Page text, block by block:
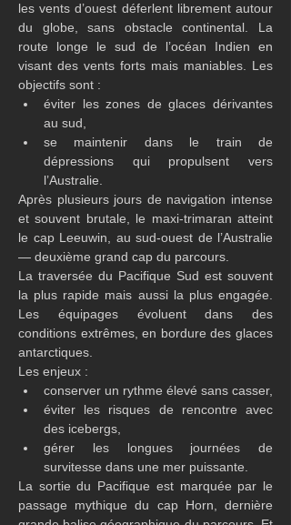
les vents d’ouest déferlent librement autour
du globe, sans obstacle continental. La
route longe le sud de l’océan Indien en
visant des vents forts mais maniables. Les
objectifs sont :
éviter les zones de glaces dérivantes
au sud,
se maintenir dans le train de
dépressions qui propulsent vers
l’Australie.
Après plusieurs jours de navigation intense
et souvent brutale, le maxi-trimaran atteint
le cap Leeuwin, au sud-ouest de l’Australie
— deuxième grand cap du parcours.
La traversée du Pacifique Sud est souvent
la plus rapide mais aussi la plus engagée.
Les équipages évoluent dans des
conditions extrêmes, en bordure des glaces
antarctiques.
Les enjeux :
conserver un rythme élevé sans casser,
éviter les risques de rencontre avec
des icebergs,
gérer les longues journées de
survitesse dans une mer puissante.
La sortie du Pacifique est marquée par le
passage mythique du cap Horn, dernière